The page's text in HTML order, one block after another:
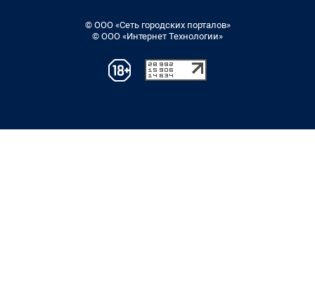
© ООО «Сеть городских порталов»
© ООО «Интернет Технологии»